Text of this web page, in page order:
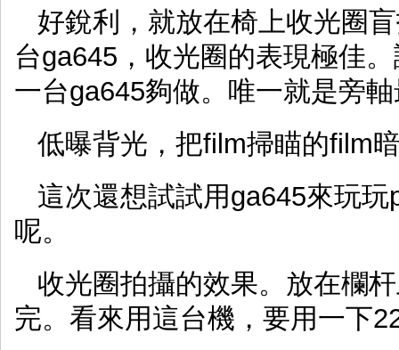
好銳利，就放在椅上收光圈
台ga645，收光圈的表現極佳
一台ga645夠做。唯一就是旁
低曝背光，把film掃瞄的film
這次還想試試用ga645來玩
呢。
收光圈拍攝的效果。放在欄
完。看來用這台機，要用一下